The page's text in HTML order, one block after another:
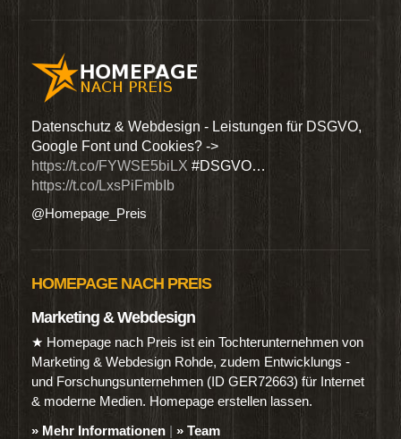
Datenschutz & Webdesign - Leistungen für DSGVO,
Google Font und Cookies? ->
https://t.co/FYWSE5biLX #DSGVO…
https://t.co/LxsPiFmbIb
@Homepage_Preis
HOMEPAGE NACH PREIS
Marketing & Webdesign
★ Homepage nach Preis ist ein Tochterunternehmen von
Marketing & Webdesign Rohde, zudem Entwicklungs -
und Forschungsunternehmen (ID GER72663) für Internet
& moderne Medien. Homepage erstellen lassen.
» Mehr Informationen | » Team